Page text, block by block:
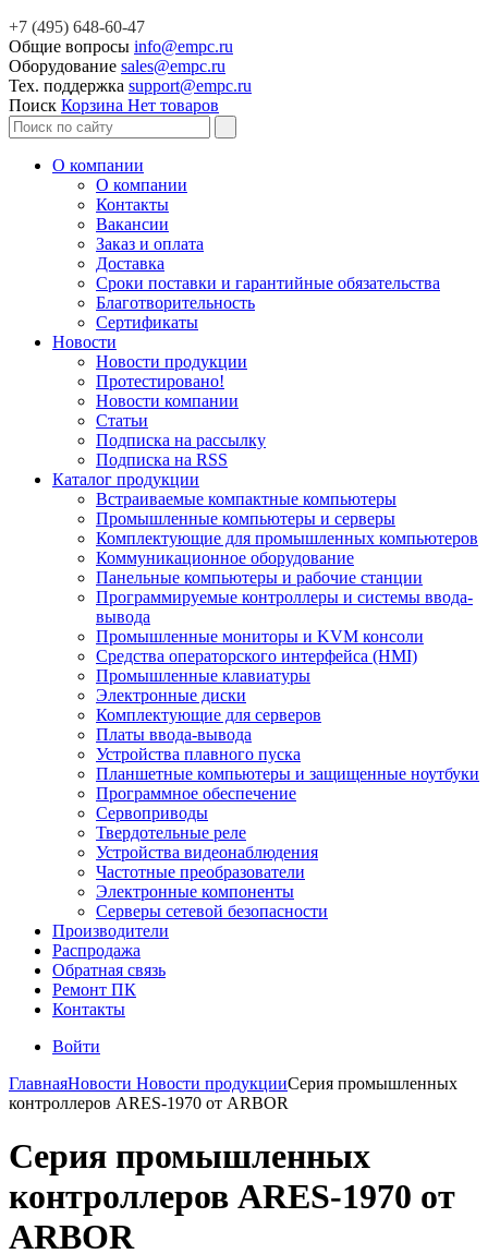
+7 (495) 648-60-47
Общие вопросы info@empc.ru
Оборудование sales@empc.ru
Тех. поддержка support@empc.ru
Поиск Корзина Нет товаров
О компании
О компании
Контакты
Вакансии
Заказ и оплата
Доставка
Сроки поставки и гарантийные обязательства
Благотворительность
Сертификаты
Новости
Новости продукции
Протестировано!
Новости компании
Статьи
Подписка на рассылку
Подписка на RSS
Каталог продукции
Встраиваемые компактные компьютеры
Промышленные компьютеры и серверы
Комплектующие для промышленных компьютеров
Коммуникационное оборудование
Панельные компьютеры и рабочие станции
Программируемые контроллеры и системы ввода-
вывода
Промышленные мониторы и KVM консоли
Средства операторского интерфейса (HMI)
Промышленные клавиатуры
Электронные диски
Комплектующие для серверов
Платы ввода-вывода
Устройства плавного пуска
Планшетные компьютеры и защищенные ноутбуки
Программное обеспечение
Сервоприводы
Твердотельные реле
Устройства видеонаблюдения
Частотные преобразователи
Электронные компоненты
Серверы сетевой безопасности
Производители
Распродажа
Обратная связь
Ремонт ПК
Контакты
Войти
ГлавнаяНовости Новости продукцииСерия промышленных
контроллеров ARES-1970 от ARBOR
Серия промышленных
контроллеров ARES-1970 от
ARBOR